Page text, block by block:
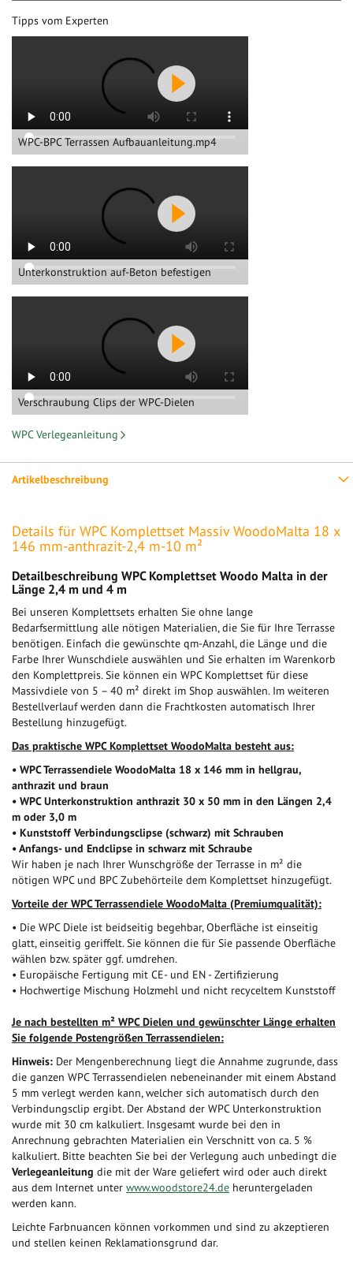
Artikelbeschreibung
Details für WPC Komplettset Massiv WoodoMalta 18 x
146 mm-anthrazit-2,4 m-10 m²
Detailbeschreibung WPC Komplettset Woodo Malta in der
Länge 2,4 m und 4 m
Bei unseren Komplettsets erhalten Sie ohne lange
Bedarfsermittlung alle nötigen Materialien, die Sie für Ihre Terrasse
benötigen. Einfach die gewünschte qm-Anzahl, die Länge und die
Farbe Ihrer Wunschdiele auswählen und Sie erhalten im Warenkorb
den Komplettpreis. Sie können ein WPC Komplettset für diese
Massivdiele von 5 – 40 m² direkt im Shop auswählen. Im weiteren
Bestellverlauf werden dann die Frachtkosten automatisch Ihrer
Bestellung hinzugefügt.
Das praktische WPC Komplettset WoodoMalta besteht aus:
• WPC Terrassendiele WoodoMalta 18 x 146 mm in hellgrau,
anthrazit und braun
• WPC Unterkonstruktion anthrazit 30 x 50 mm in den Längen 2,4
m oder 3,0 m
• Kunststoff Verbindungsclipse (schwarz) mit Schrauben
• Anfangs- und Endclipse in schwarz mit Schraube
Wir haben je nach Ihrer Wunschgröße der Terrasse in m² die
nötigen WPC und BPC Zubehörteile dem Komplettset hinzugefügt.
Vorteile der WPC Terrassendiele WoodoMalta (Premiumqualität):
• Die WPC Diele ist beidseitig begehbar, Oberfläche ist einseitig
glatt, einseitig geriffelt. Sie können die für Sie passende Oberfläche
wählen bzw. später ggf. umdrehen.
• Europäische Fertigung mit CE- und EN - Zertifizierung
• Hochwertige Mischung Holzmehl und nicht recyceltem Kunststoff
Je nach bestellten m² WPC Dielen und gewünschter Länge erhalten
Sie folgende Postengrößen Terrassendielen:
Hinweis: Der Mengenberechnung liegt die Annahme zugrunde, dass
die ganzen WPC Terrassendielen nebeneinander mit einem Abstand
5 mm verlegt werden kann, welcher sich automatisch durch den
Verbindungsclip ergibt. Der Abstand der WPC Unterkonstruktion
wurde mit 30 cm kalkuliert. Insgesamt wurde bei den in
Anrechnung gebrachten Materialien ein Verschnitt von ca. 5 %
kalkuliert. Bitte beachten Sie bei der Verlegung auch unbedingt die
Verlegeanleitung die mit der Ware geliefert wird oder auch direkt
aus dem Internet unter www.woodstore24.de heruntergeladen
werden kann.
Leichte Farbnuancen können vorkommen und sind zu akzeptieren
und stellen keinen Reklamationsgrund dar.
Tipps vom Experten
WPC-BPC Terrassen Aufbauanleitung.mp4
Unterkonstruktion auf-Beton befestigen
Verschraubung Clips der WPC-Dielen
WPC Verlegeanleitung